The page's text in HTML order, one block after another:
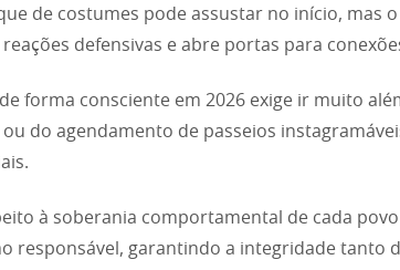
de costumes pode assustar no início, mas
defensivas e abre portas para
forma consciente em 2026 exige ir muito
ou do agendamento de passeios
à soberania comportamental de cada
responsável, garantindo a integridade tanto